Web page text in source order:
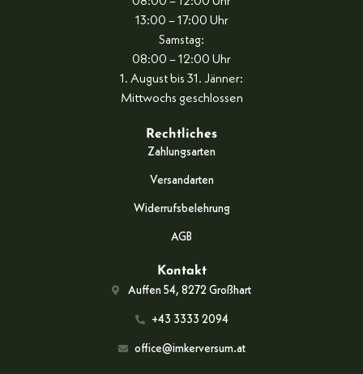
13:00 – 17:00 Uhr
Samstag:
08:00 – 12:00 Uhr
1. August bis 31. Jänner:
Mittwochs geschlossen
Rechtliches
Zahlungsarten
Versandarten
Widerrufsbelehrung
AGB
Kontakt
Auffen 54, 8272 Großhart
+43 3333 2094
office@imkerversum.at